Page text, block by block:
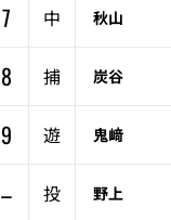
7
中 秋山
8
捕 炭谷
9
遊 鬼﨑
–
投 野上